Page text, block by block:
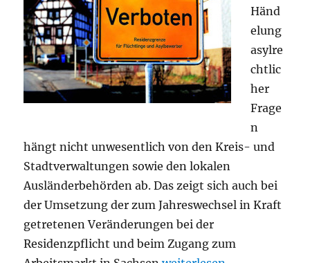
Händ
elung
asylre
chtlic
her
Frage
n
hängt nicht unwesentlich von den Kreis- und
Stadtverwaltungen sowie den lokalen
Ausländerbehörden ab. Das zeigt sich auch bei
der Umsetzung der zum Jahreswechsel in Kraft
getretenen Veränderungen bei der
Residenzpflicht und beim Zugang zum